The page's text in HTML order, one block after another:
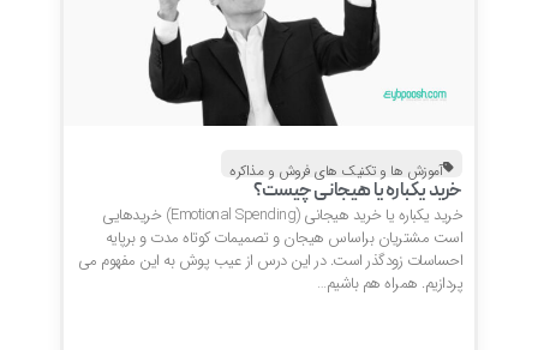
آموزش ها و تکنیک های فروش و مذاکره
خرید یکباره یا هیجانی چیست؟
خرید یکباره یا خرید هیجانی (Emotional Spending) خریدهایی
است مشتریان براساس هیجان و تصمیمات کوتاه مدت و برپایه
احساسات زودگذر است. در این درس از عیب پوش به این مفهوم می
پردازیم. همراه هم باشیم…